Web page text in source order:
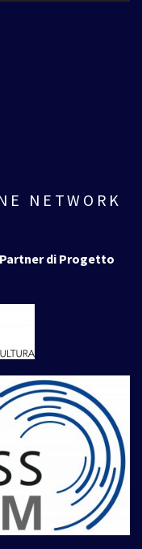
NETWORK
Partner di Progetto